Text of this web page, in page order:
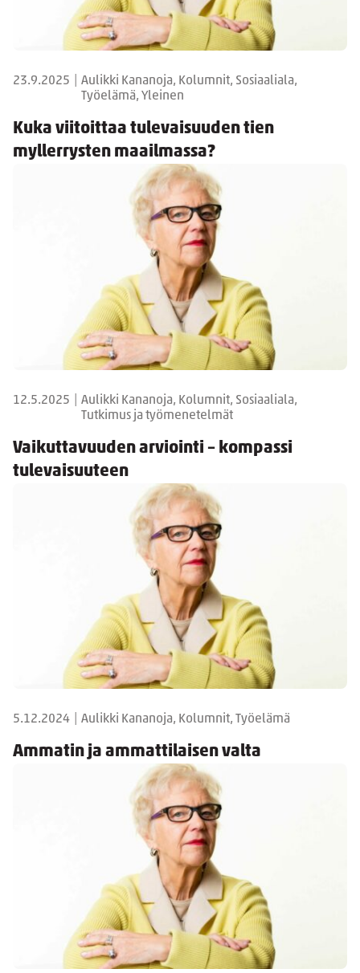
23.9.2025
Aulikki Kananoja, Kolumnit, Sosiaaliala,
Työelämä, Yleinen
Kuka viitoittaa tulevaisuuden tien
myllerrysten maailmassa?
12.5.2025
Aulikki Kananoja, Kolumnit, Sosiaaliala,
Tutkimus ja työmenetelmät
Vaikuttavuuden arviointi – kompassi
tulevaisuuteen
5.12.2024 Aulikki Kananoja, Kolumnit, Työelämä
Ammatin ja ammattilaisen valta